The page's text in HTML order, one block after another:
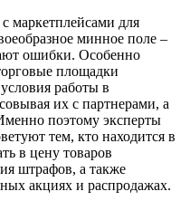
маркетплейсами для
минное поле –
ошибки. Особенно
площадки
работы в
их с партнерами, а
поэтому эксперты
тем, кто находится в
в цену товаров
штрафов, а также
акциях и распродажах.